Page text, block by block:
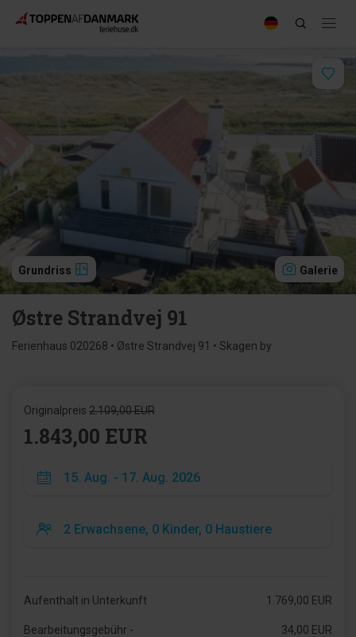
Grundriss Galerie
Østre Strandvej 91
Ferienhaus 020268 • Østre Strandvej 91 • Skagen by
Originalpreis 2.109,00 EUR
1.843,00 EUR
Aufenthalt in Unterkunft 1.769,00 EUR
Bearbeitungsgebühr -
34,00 EUR